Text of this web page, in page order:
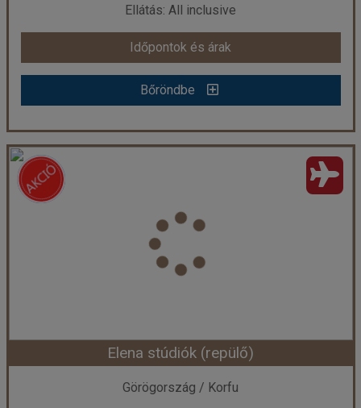
Időpontok és árak
Bőröndbe
Ellátás: All inclusive
Időpontok és árak
Bőröndbe
DIT Evrika Beach Club Hotel
Város:Sunny Beach
Utazás módja:
Repülővel
Ellátás:
Szálláskategória:Hotel ****
Szoba Standard Medence Kilátás Erkély
Időpont: 2026-09-27 | 3 éj
Elena stúdiók (repülő)
Görögország / Korfu